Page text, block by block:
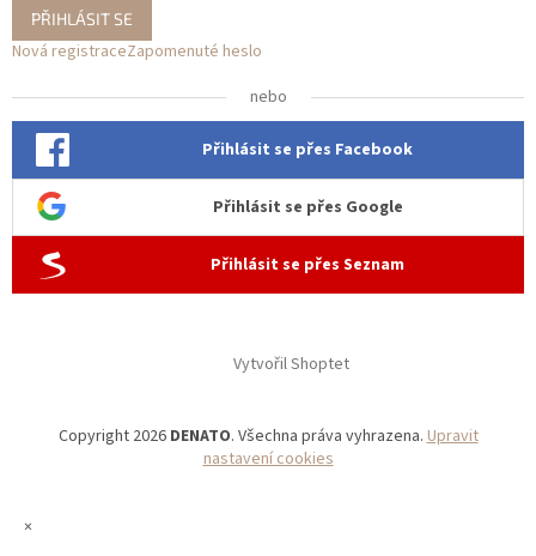
PŘIHLÁSIT SE
Nová registraceZapomenuté heslo
nebo
Přihlásit se přes Facebook
Přihlásit se přes Google
Přihlásit se přes Seznam
Vytvořil Shoptet
Copyright 2026 DENATO. Všechna práva vyhrazena. Upravit
nastavení cookies
×